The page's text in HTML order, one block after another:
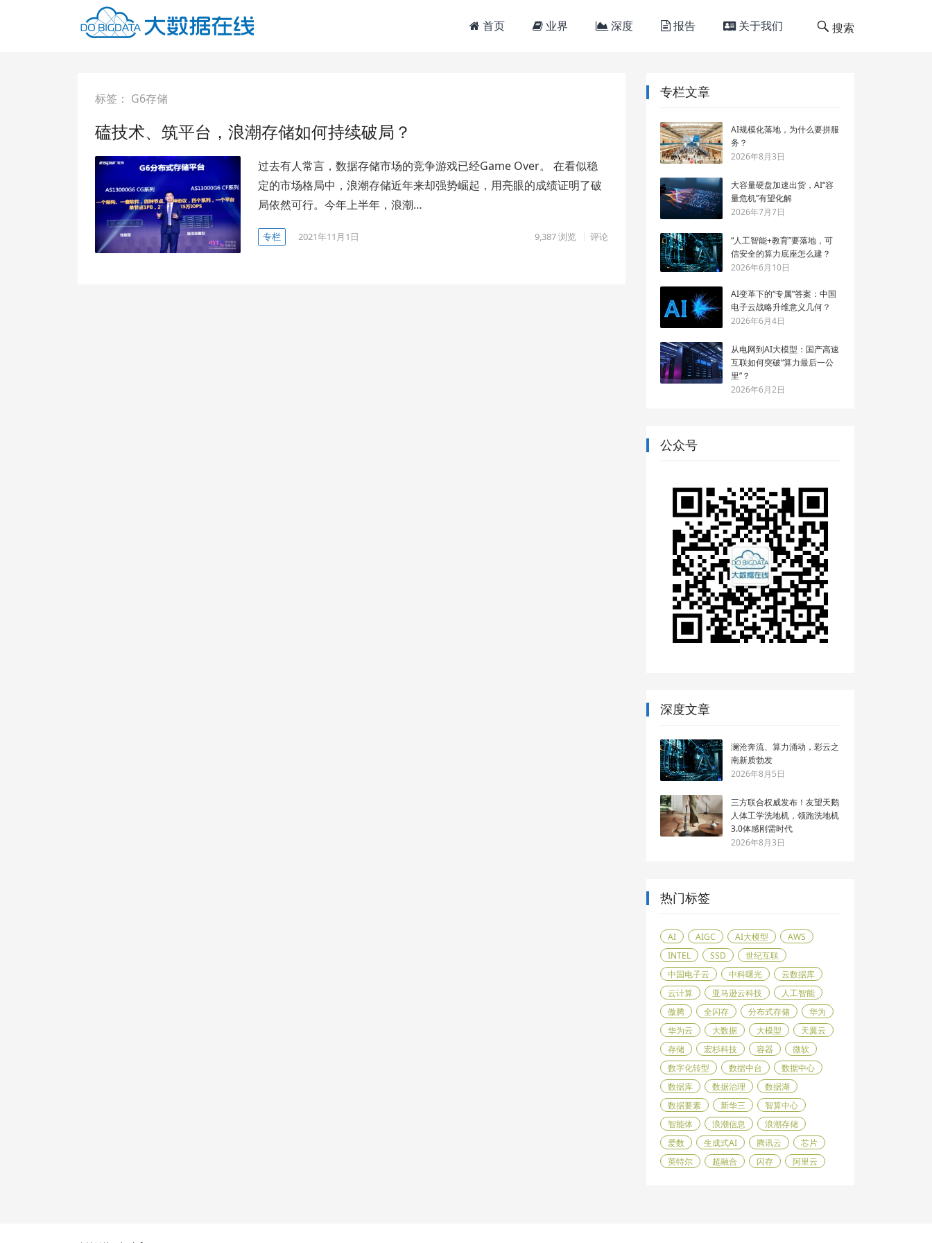
首页 业界 深度 报告 关于我们 搜索
标签： G6存储
磕技术、筑平台，浪潮存储如何持续破局？
过去有人常言，数据存储市场的竞争游戏已经Game Over。 在看似稳
定的市场格局中，浪潮存储近年来却强势崛起，用亮眼的成绩证明了破
局依然可行。今年上半年，浪潮…
专栏 2021年11月1日 9,387浏览 评论
专栏文章
AI规模化落地，为什么要拼服
务？
2026年8月3日
大容量硬盘加速出货，AI“容
量危机”有望化解
2026年7月7日
“人工智能+教育”要落地，可
信安全的算力底座怎么建？
2026年6月10日
AI变革下的“专属”答案：中国
电子云战略升维意义几何？
2026年6月4日
从电网到AI大模型：国产高速
互联如何突破“算力最后一公
里”？
2026年6月2日
公众号
深度文章
澜沧奔流、算力涌动，彩云之
南新质勃发
2026年8月5日
三方联合权威发布！友望天鹅
人体工学洗地机，领跑洗地机
3.0体感刚需时代
2026年8月3日
热门标签
AI AIGC AI大模型
AWS
INTEL
SSD
世纪互联
中国电子云
中科曙光
云数据库
云计算
亚马逊云科技
人工智能
傲腾
全闪存 分布式存储
华为
华为云
大数据 大模型
天翼云
存储
宏杉科技 容器
微软
数字化转型
数据中台
数据中心
数据库
数据治理
数据湖
数据要素
新华三
智算中心
智能体
浪潮信息
浪潮存储
爱数
生成式AI 腾讯云
芯片
英特尔
超融合 闪存 阿里云